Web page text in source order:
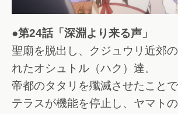
●第24話「深淵より来る声」
聖廟を脱出し、クジュウリ近郊
れたオシュトル（ハク）達。
帝都のタタリを殲滅させたこと
テラスが機能を停止し、ヤマト